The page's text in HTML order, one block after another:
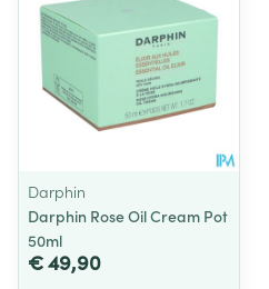
Darphin
Darphin Rose Oil Cream Pot
50ml
€ 49,90